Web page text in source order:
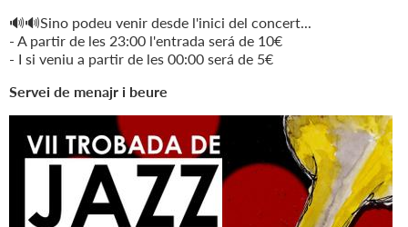
🔊🔊Sino podeu venir desde l'inici del concert...
- A partir de les 23:00 l'entrada será de 10€
- I si veniu a partir de les 00:00 será de 5€
Servei de menajr i beure